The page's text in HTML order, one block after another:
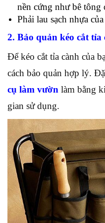
nền cứng như bê tông
Phải lau sạch nhựa
2. Bảo quản kéo cắt tỉa
Để kéo cắt tỉa cành của
cách bảo quản hợp lý.
cụ làm vườn làm bằng
gian sử dụng.